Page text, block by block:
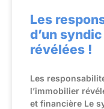
Les
d’un
révélées !
Les
l’immobilier
et financière Le